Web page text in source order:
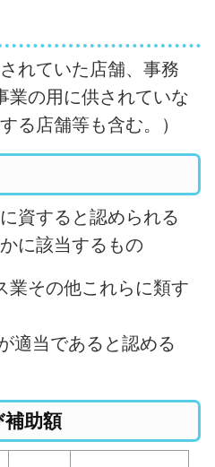
れていた店舗、事務
業の用に供されていな
る店舗等も含む。）
資すると認められる
に該当するもの
業その他これらに類す
適当であると認める
補助額